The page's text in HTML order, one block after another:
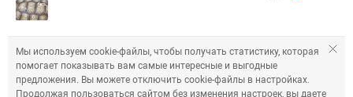
Мы используем cookie-файлы, чтобы получать статистику, которая
помогает показывать вам самые интересные и выгодные
предложения. Вы можете отключить cookie-файлы в настройках.
Продолжая пользоваться сайтом без изменения настроек, вы даете